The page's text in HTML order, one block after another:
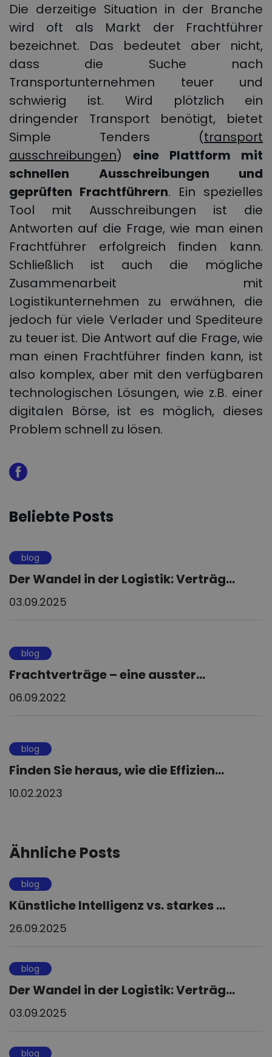
Die derzeitige Situation in der Branche
wird oft als Markt der Frachtführer
bezeichnet. Das bedeutet aber nicht,
dass die Suche nach
Transportunternehmen teuer und
schwierig ist. Wird plötzlich ein
dringender Transport benötigt, bietet
Simple Tenders (transport
ausschreibungen) eine Plattform mit
schnellen Ausschreibungen und
geprüften Frachtführern. Ein spezielles
Tool mit Ausschreibungen ist die
Antworten auf die Frage, wie man einen
Frachtführer erfolgreich finden kann.
Schließlich ist auch die mögliche
Zusammenarbeit mit
Logistikunternehmen zu erwähnen, die
jedoch für viele Verlader und Spediteure
zu teuer ist. Die Antwort auf die Frage, wie
man einen Frachtführer finden kann, ist
also komplex, aber mit den verfügbaren
technologischen Lösungen, wie z.B. einer
digitalen Börse, ist es möglich, dieses
Problem schnell zu lösen.
Beliebte Posts
blog
Der Wandel in der Logistik: Verträg...
03.09.2025
blog
Frachtverträge – eine ausster...
06.09.2022
blog
Finden Sie heraus, wie die Effizien...
10.02.2023
Ähnliche Posts
blog
Künstliche Intelligenz vs. starkes ...
26.09.2025
blog
Der Wandel in der Logistik: Verträg...
03.09.2025
blog